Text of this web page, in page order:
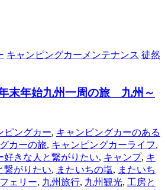
キャンピングカーメンテナンス 徒然
末年始九州一周の旅 九州～
ピングカー, キャンピングカーのある
カーの旅, キャンピングカーライフ,
好きな人と繋がりたい, キャンプ, キ
繋がりたい, またいちの塩, またいち
ェリー, 九州旅行, 九州観光, 工房と